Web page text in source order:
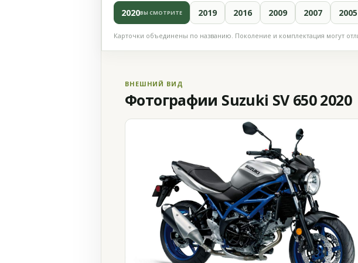
2020ВЫ СМОТРИТЕ 2019 2016 2009 2007 2005
Карточки объединены по названию. Поколение и комплектация могут
ВНЕШНИЙ ВИД
Фотографии Suzuki SV 650 2020